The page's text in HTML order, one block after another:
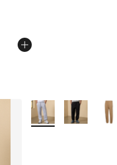
Plus de couleurs